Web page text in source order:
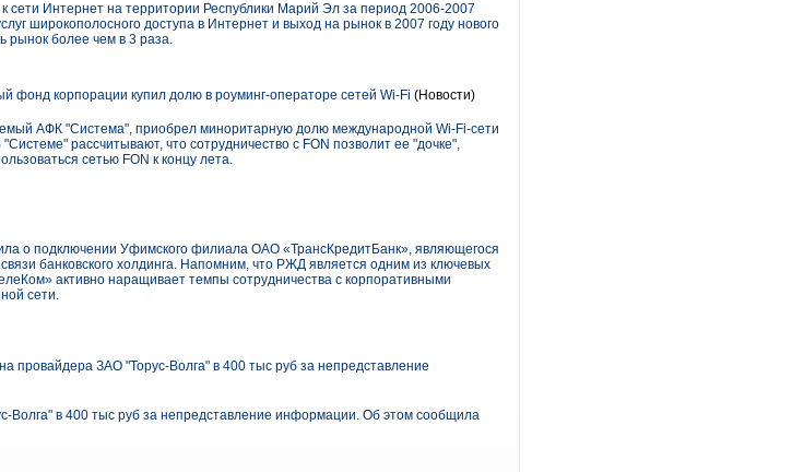
сети Интернет на территории Республики Марий Эл за период 2006-2007
широкополосного доступа в Интернет и выход на рынок в 2007 году нового
рынок более чем в 3 раза.
фонд корпорации купил долю в роуминг-операторе сетей Wi-Fi (Новости)
АФК "Система", приобрел миноритарную долю международной Wi-Fi-сети
рассчитывают, что сотрудничество с FON позволит ее "дочке",
сетью FON к концу лета.
о подключении Уфимского филиала ОАО «ТрансКредитБанк», являющегося
банковского холдинга. Напомним, что РЖД является одним из ключевых
активно наращивает темпы сотрудничества с корпоративными
сети.
провайдера ЗАО "Торус-Волга" в 400 тыс руб за непредставление
в 400 тыс руб за непредставление информации. Об этом сообщила